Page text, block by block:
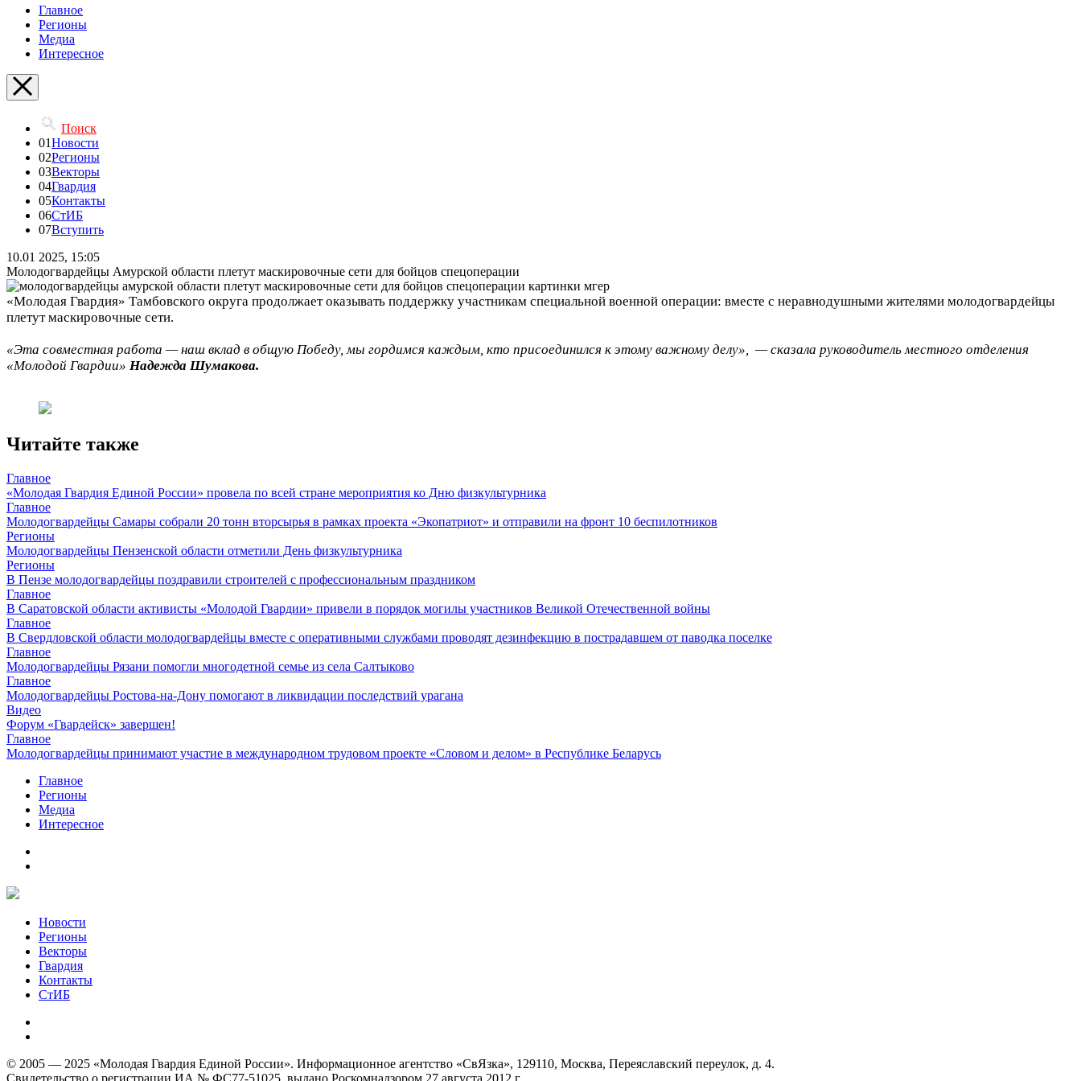
Главное
Регионы
Медиа
Интересное
Поиск
01Новости
02Регионы
03Векторы
04Гвардия
05Контакты
06СтИБ
07Вступить
10.01 2025, 15:05
Молодогвардейцы Амурской области плетут маскировочные сети для бойцов спецоперации
«Молодая Гвардия» Тамбовского округа продолжает оказывать поддержку участникам специальной военной операции: вместе с неравнодушными жителями молодогвардейцы
плетут маскировочные сети.
«Эта совместная работа — наш вклад в общую Победу, мы гордимся каждым, кто присоединился к этому важному делу», — сказала руководитель местного отделения
«Молодой Гвардии» Надежда Шумакова.
Читайте также
Главное
«Молодая Гвардия Единой России» провела по всей стране мероприятия ко Дню физкультурника
Главное
Молодогвардейцы Самары собрали 20 тонн вторсырья в рамках проекта «Экопатриот» и отправили на фронт 10 беспилотников
Регионы
Молодогвардейцы Пензенской области отметили День физкультурника
Регионы
В Пензе молодогвардейцы поздравили строителей с профессиональным праздником
Главное
В Саратовской области активисты «Молодой Гвардии» привели в порядок могилы участников Великой Отечественной войны
Главное
В Свердловской области молодогвардейцы вместе с оперативными службами проводят дезинфекцию в пострадавшем от паводка поселке
Главное
Молодогвардейцы Рязани помогли многодетной семье из села Салтыково
Главное
Молодогвардейцы Ростова-на-Дону помогают в ликвидации последствий урагана
Видео
Форум «Гвардейск» завершен!
Главное
Молодогвардейцы принимают участие в международном трудовом проекте «Словом и делом» в Республике Беларусь
Главное
Регионы
Медиа
Интересное
Новости
Регионы
Векторы
Гвардия
Контакты
СтИБ
© 2005 — 2025 «Молодая Гвардия Единой России». Информационное агентство «СвЯзка», 129110, Москва, Переяславский переулок, д. 4.
Свидетельство о регистрации ИА № ФС77-51025, выдано Роскомнадзором 27 августа 2012 г.